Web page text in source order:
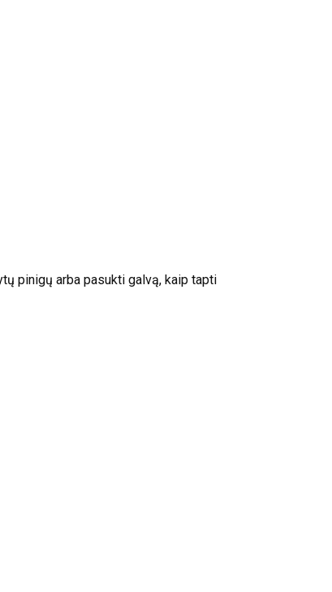
pinigų arba pasukti galvą, kaip tapti